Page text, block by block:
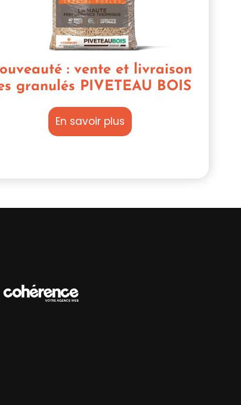
: vente et livraison
granulés PIVETEAU BOIS
En savoir plus